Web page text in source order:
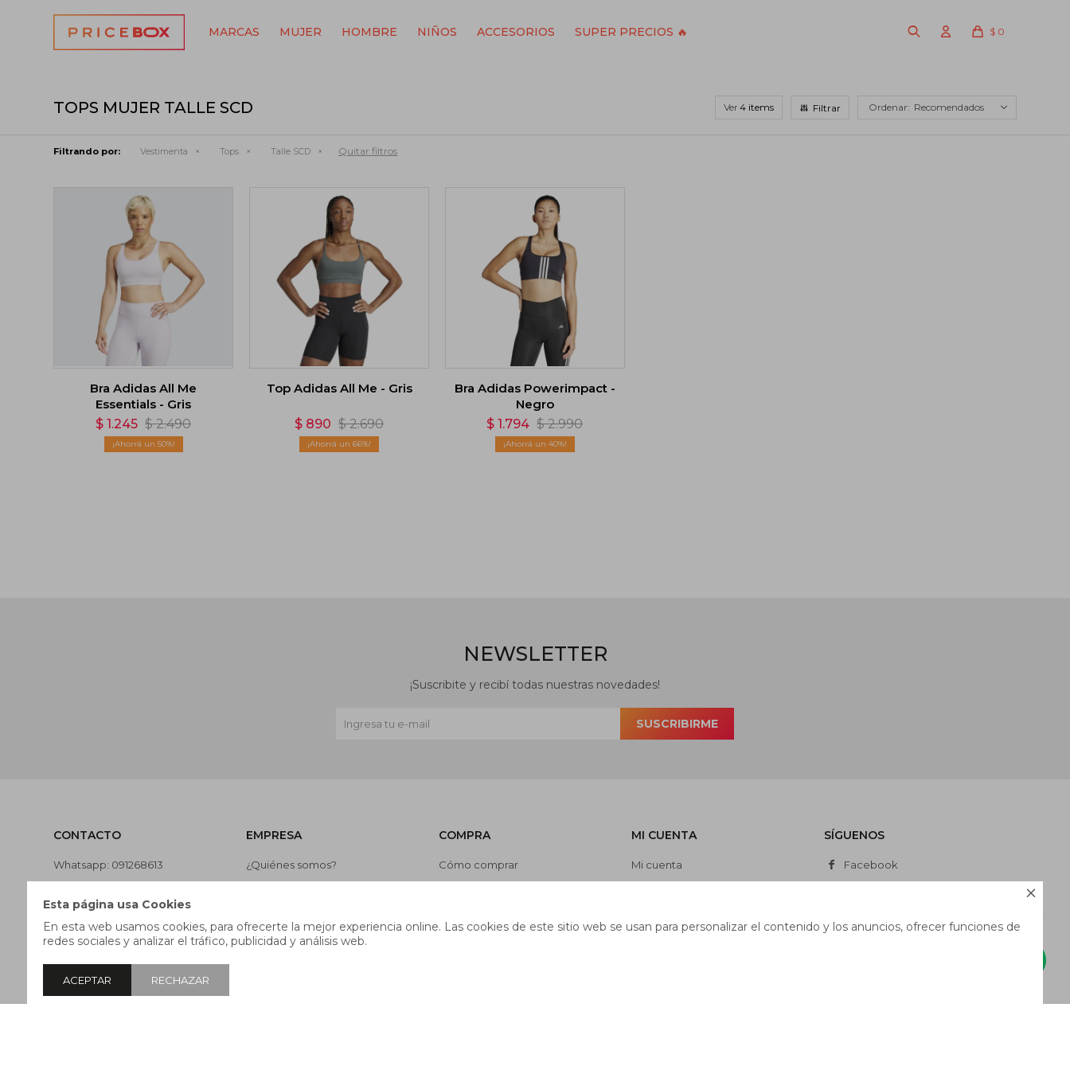

Esta página usa Cookies
En esta web usamos cookies, para ofrecerte la mejor experiencia online. Las cookies de este sitio web se usan para personalizar el contenido y los anuncios, ofrecer funciones de
redes sociales y analizar el tráfico, publicidad y análisis web.
ACEPTAR RECHAZAR
MARCAS MUJER HOMBRE NIÑOS ACCESORIOS SUPER PRECIOS 🔥 $ 0
TOPS MUJER TALLE SCD Ver Recomendados
Filtrando por: Vestimenta Tops Talle SCD Quitar filtros
Bra Adidas All Me
Essentials - Gris
$ 1.245 $ 2.490
50
Top Adidas All Me - Gris
$ 890 $ 2.690
66
Bra Adidas Powerimpact -
Negro
$ 1.794 $ 2.990
40
CONTACTO
Whatsapp: 091268613
Lunes a jueves de 9:00 a 13:00 y
de 14:00 a 17:45, viernes de 9:30
a 13:00 y de 14:00 a 17:45.
EMPRESA
¿Quiénes somos?
Nuestras tiendas
COMPRA
Cómo comprar
MI CUENTA
Mi cuenta
Wish List
SÍGUENOS
Facebook
NEWSLETTER
¡Suscribite y recibí todas nuestras novedades!
SUSCRIBIRME